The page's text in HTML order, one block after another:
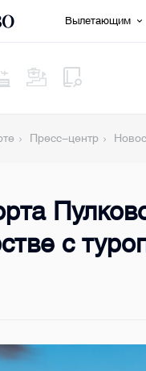
Вылетающим
Пресс-центр
с